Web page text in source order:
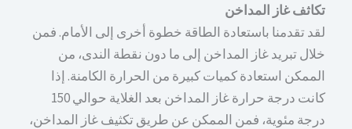
تكاثف غاز المداخن
لقد تقدمنا باستعادة الطاقة خطوة أخرى إلى الأمام. فمن
خلال تبريد غاز المداخن إلى ما دون نقطة الندى، من
الممكن استعادة كميات كبيرة من الحرارة الكامنة. إذا
كانت درجة حرارة غاز المداخن بعد الغلاية حوالي 150
درجة مئوية، فمن الممكن عن طريق تكثيف غاز المداخن،